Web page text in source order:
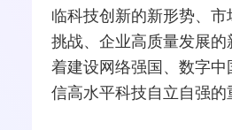
临科技创新的新形势、市
挑战、企业高质量发展的
着建设网络强国、数字中
信高水平科技自立自强的